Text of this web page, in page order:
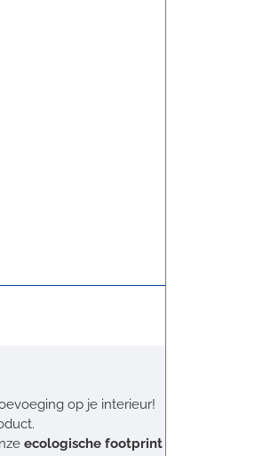
op je interieur!
ecologische footprint zo klein mogelijk